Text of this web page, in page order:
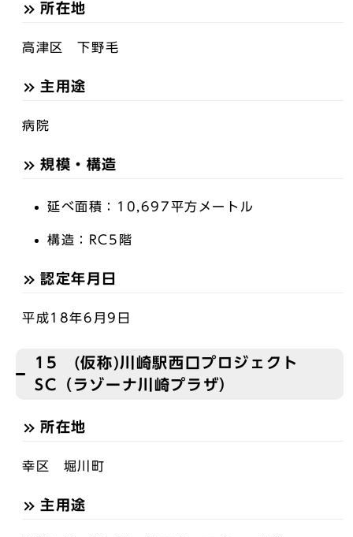
所在地
高津区 下野毛
主用途
病院
規模・構造
延べ面積：10,697平方メートル
構造：RC5階
認定年月日
平成18年6月9日
15 (仮称)川崎駅西口プロジェクト
SC（ラゾーナ川崎プラザ）
所在地
幸区 堀川町
主用途